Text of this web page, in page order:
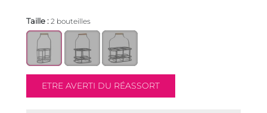
Taille : 2 bouteilles